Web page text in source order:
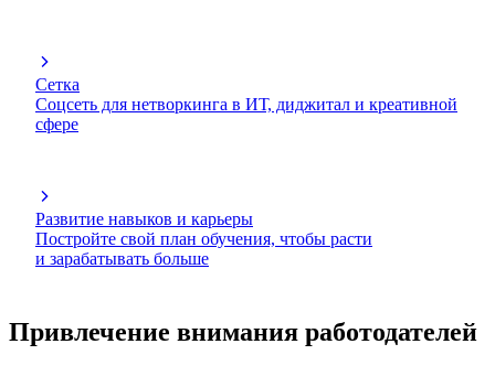
Сетка
Соцсеть для нетворкинга в ИТ, диджитал и креативной
сфере
Развитие навыков и карьеры
Постройте свой план обучения, чтобы расти
и зарабатывать больше
Привлечение внимания работодателей